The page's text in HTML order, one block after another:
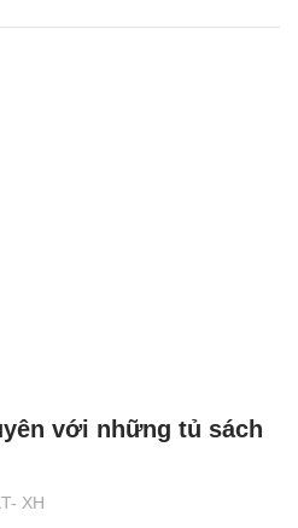
XH
với những tủ sách